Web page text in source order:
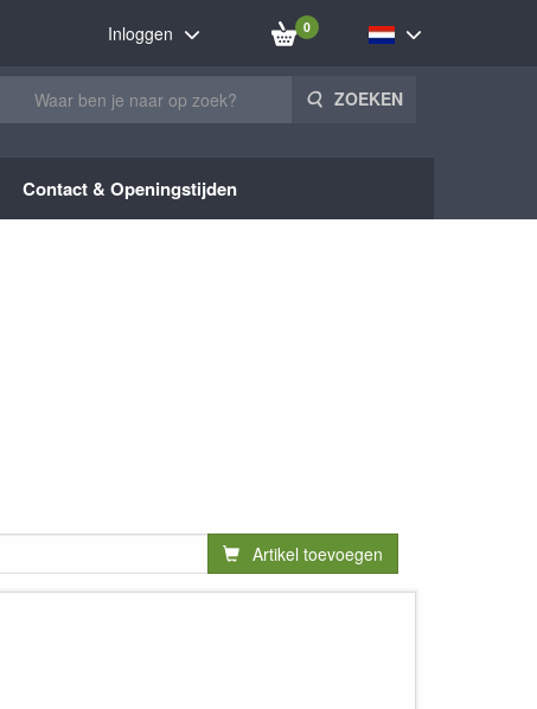
Inloggen 0
ZOEKEN
Contact & Openingstijden
Artikel toevoegen